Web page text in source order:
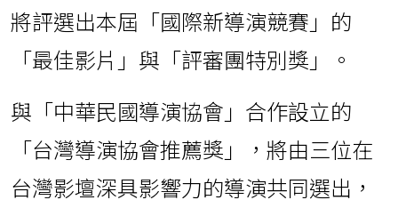
將評選出本屆「國際新導演競賽」的
「最佳影片」與「評審團特別獎」。
與「中華民國導演協會」合作設立的
「台灣導演協會推薦獎」，將由三位在
台灣影壇深具影響力的導演共同選出，